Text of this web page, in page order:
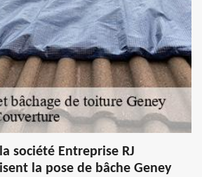
société Entreprise RJ
la pose de bâche Geney